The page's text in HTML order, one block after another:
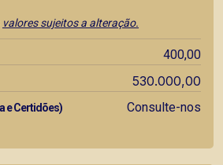
valores sujeitos a alteração.
400,00
530.000,00
e Certidões) Consulte-nos